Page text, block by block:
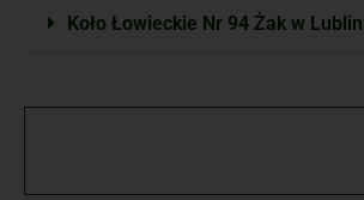
Koło Łowieckie Nr 94 Żak w